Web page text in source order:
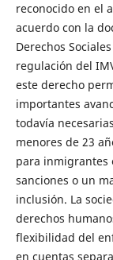
reconocido en el
acuerdo con la
Derechos
regulación del
este derecho
importantes
todavía
menores de 23
para inmigrantes
sanciones o un
inclusión. La
derechos
flexibilidad del
en cuentas